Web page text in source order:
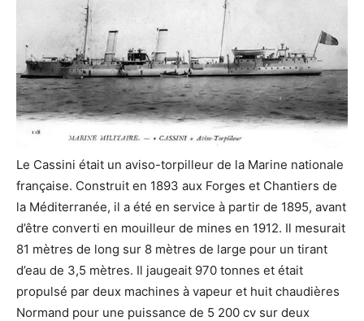
Le Cassini était un aviso-torpilleur de la Marine nationale
française. Construit en 1893 aux Forges et Chantiers de
la Méditerranée, il a été en service à partir de 1895, avant
d’être converti en mouilleur de mines en 1912. Il mesurait
81 mètres de long sur 8 mètres de large pour un tirant
d’eau de 3,5 mètres. Il jaugeait 970 tonnes et était
propulsé par deux machines à vapeur et huit chaudières
Normand pour une puissance de 5 200 cv sur deux